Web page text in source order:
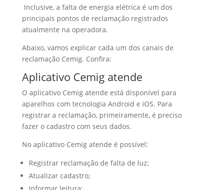
Inclusive, a falta de energia elétrica é um dos
principais pontos de reclamação registrados
atualmente na operadora.
Abaixo, vamos explicar cada um dos canais de
reclamação Cemig. Confira:
Aplicativo Cemig atende
O aplicativo Cemig atende está disponível para
aparelhos com tecnologia Android e iOS. Para
registrar a reclamação, primeiramente, é preciso
fazer o cadastro com seus dados.
No aplicativo Cemig atende é possível:
Registrar reclamação de falta de luz;
Atualizar cadastro;